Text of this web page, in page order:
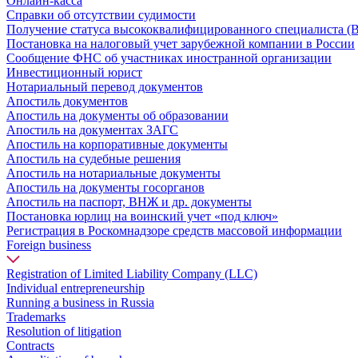
Справки об отсутствии судимости
Получение статуса высококвалифицированного специалиста
Постановка на налоговый учет зарубежной компании в России
Сообщение ФНС об участниках иностранной организации
Инвестиционный юрист
Нотариальный перевод документов
Апостиль документов
Апостиль на документы об образовании
Апостиль на документах ЗАГС
Апостиль на корпоративные документы
Апостиль на судебные решения
Апостиль на нотариальные документы
Апостиль на документы госорганов
Апостиль на паспорт, ВНЖ и др. документы
Постановка юрлиц на воинский учет «под ключ»
Регистрация в Роскомнадзоре средств массовой информации
Foreign business
Registration of Limited Liability Company (LLC)
Individual entrepreneurship
Running a business in Russia
Trademarks
Resolution of litigation
Contracts